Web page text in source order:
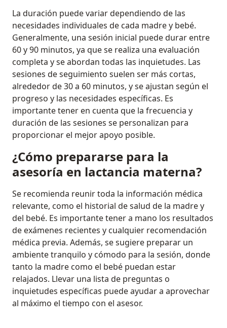
La duración puede variar dependiendo de las
necesidades individuales de cada madre y bebé.
Generalmente, una sesión inicial puede durar entre
60 y 90 minutos, ya que se realiza una evaluación
completa y se abordan todas las inquietudes. Las
sesiones de seguimiento suelen ser más cortas,
alrededor de 30 a 60 minutos, y se ajustan según el
progreso y las necesidades específicas. Es
importante tener en cuenta que la frecuencia y
duración de las sesiones se personalizan para
proporcionar el mejor apoyo posible.
¿Cómo prepararse para la
asesoría en lactancia materna?
Se recomienda reunir toda la información médica
relevante, como el historial de salud de la madre y
del bebé. Es importante tener a mano los resultados
de exámenes recientes y cualquier recomendación
médica previa. Además, se sugiere preparar un
ambiente tranquilo y cómodo para la sesión, donde
tanto la madre como el bebé puedan estar
relajados. Llevar una lista de preguntas o
inquietudes específicas puede ayudar a aprovechar
al máximo el tiempo con el asesor.